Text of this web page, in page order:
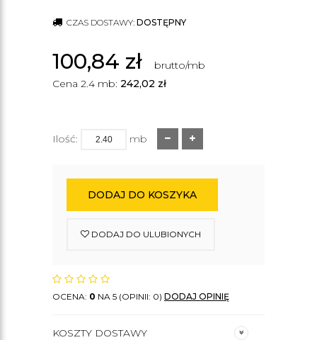
CZAS DOSTAWY: DOSTĘPNY
100,84 zł
brutto/mb
Cena 2.4 mb: 242,02 zł
Ilość: mb
DODAJ DO KOSZYKA
DODAJ DO ULUBIONYCH
OCENA: 0 NA 5 (OPINII: 0) DODAJ OPINIĘ
KOSZTY DOSTAWY